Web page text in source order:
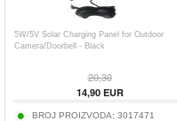
5W/5V Solar Charging Panel for Outdoor
Camera/Doorbell - Black
20,30
14,90EUR
BROJ PROIZVODA: 3017471